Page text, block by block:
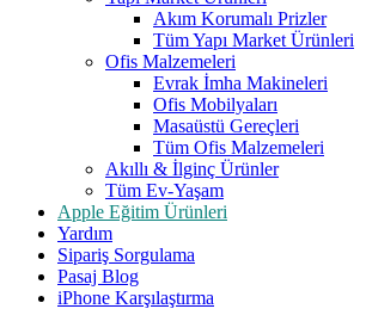
Akım Korumalı Prizler
Tüm Yapı Market Ürünleri
Ofis Malzemeleri
Evrak İmha Makineleri
Ofis Mobilyaları
Masaüstü Gereçleri
Tüm Ofis Malzemeleri
Akıllı & İlginç Ürünler
Tüm Ev-Yaşam
Apple Eğitim Ürünleri
Yardım
Sipariş Sorgulama
Pasaj Blog
iPhone Karşılaştırma